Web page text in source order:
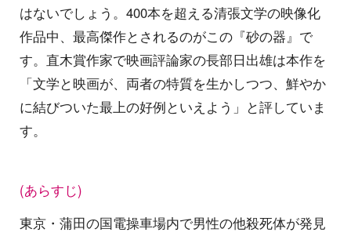
はないでしょう。400本を超える清張文学の映像化
作品中、最高傑作とされるのがこの『砂の器』で
す。直木賞作家で映画評論家の長部日出雄は本作を
「文学と映画が、両者の特質を生かしつつ、鮮やか
に結びついた最上の好例といえよう」と評していま
す。
(あらすじ)
東京・蒲田の国電操車場内で男性の他殺死体が発見